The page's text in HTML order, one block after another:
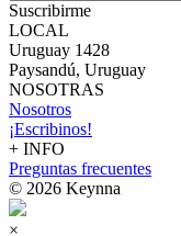
Suscribirme
LOCAL
Uruguay 1428
Paysandú, Uruguay
NOSOTRAS
Nosotros
¡Escribinos!
+ INFO
Preguntas frecuentes
© 2026 Keynna
×